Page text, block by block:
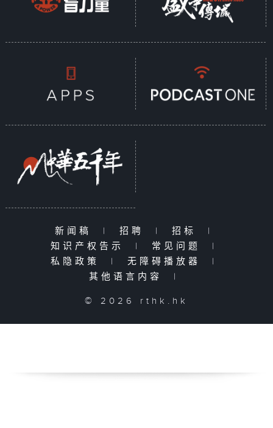
新闻稿 | 招聘 | 招标
|
知识产权告示
| 常见问题
|
私隐政策
| 无障碍播放器
|
其他语言内容
|
© 2026 rthk.hk